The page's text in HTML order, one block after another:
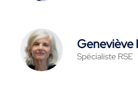
Geneviève
Spécialiste RSE